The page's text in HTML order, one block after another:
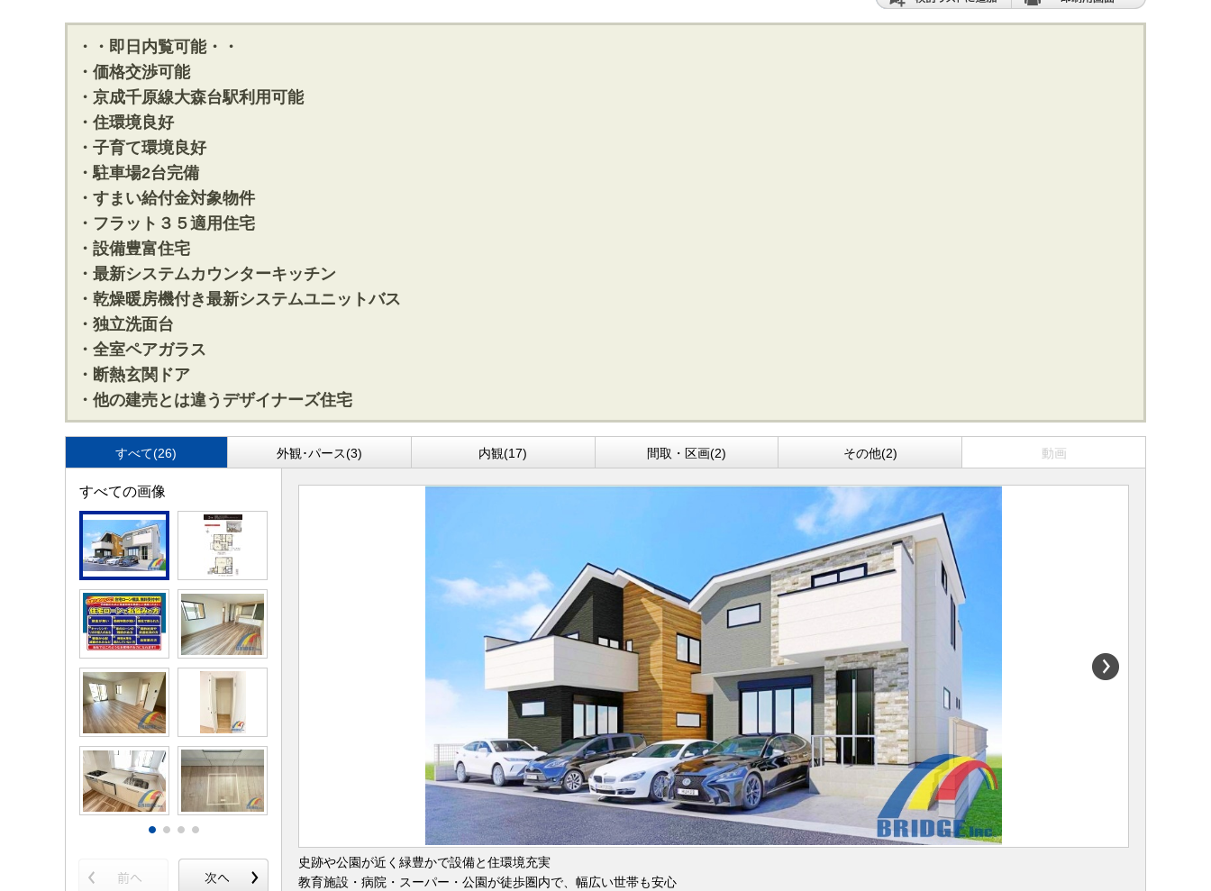
・・即日内覧可能・・
・価格交渉可能
・京成千原線大森台駅利用可能
・住環境良好
・子育て環境良好
・駐車場2台完備
・すまい給付金対象物件
・フラット３５適用住宅
・設備豊富住宅
・最新システムカウンターキッチン
・乾燥暖房機付き最新システムユニットバス
・独立洗面台
・全室ペアガラス
・断熱玄関ドア
・他の建売とは違うデザイナーズ住宅
すべて(26) 外観･パース(3) 内観(17) 間取・区画(2) その他(2) 動画
すべての画像
史跡や公園が近く緑豊かで設備と住環境充実
教育施設・病院・スーパー・公園が徒歩圏内で、幅広い世帯も安心